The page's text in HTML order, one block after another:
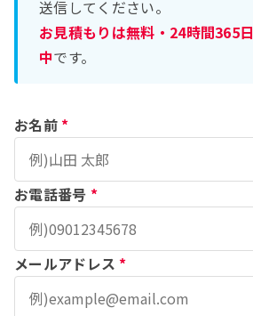
送信してください。
お見積もりは無料・24時間365
中です。
お名前 *
お電話番号 *
メールアドレス *